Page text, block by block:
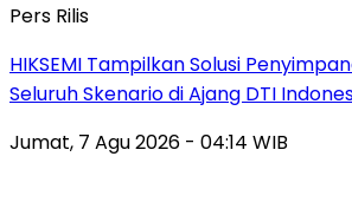
Pers Rilis
HIKSEMI Tampilkan Solusi
Seluruh Skenario di Ajang DTI
Jumat, 7 Agu 2026 - 04:14 WIB